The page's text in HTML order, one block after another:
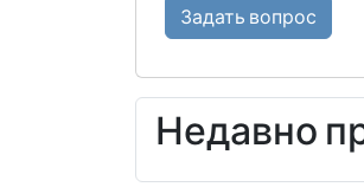
Задать вопрос
Недавно